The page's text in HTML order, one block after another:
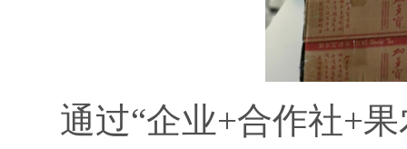
通过“企业+合作社+果